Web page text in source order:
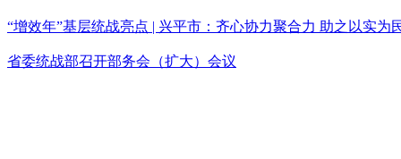
“增效年”基层统战亮点 | 兴平市：齐心协力聚合力 助之以实为
省委统战部召开部务会（扩大）会议